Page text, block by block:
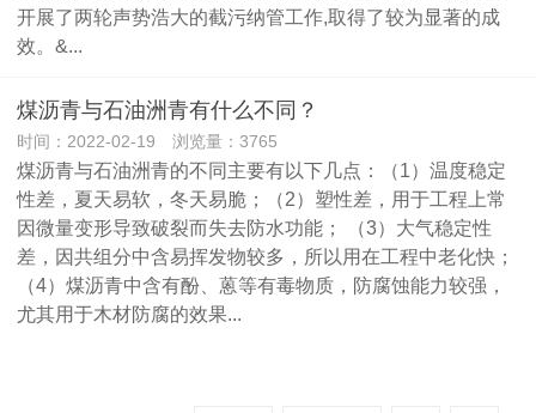
开展了两轮声势浩大的截污纳管工作,取得了较为显著的成
效。&...
煤沥青与石油洲青有什么不同？
时间：2022-02-19 浏览量：3765
煤沥青与石油洲青的不同主要有以下几点：（1）温度稳定
性差，夏天易软，冬天易脆；（2）塑性差，用于工程上常
因微量变形导致破裂而失去防水功能； （3）大气稳定性
差，因共组分中含易挥发物较多，所以用在工程中老化快；
（4）煤沥青中含有酚、蒽等有毒物质，防腐蚀能力较强，
尤其用于木材防腐的效果...